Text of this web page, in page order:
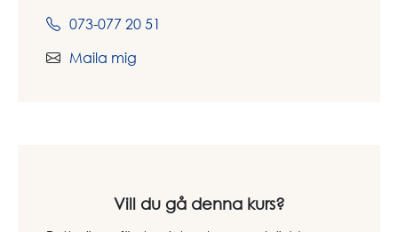
073-077 20 51
Maila mig
Vill du gå denna kurs?